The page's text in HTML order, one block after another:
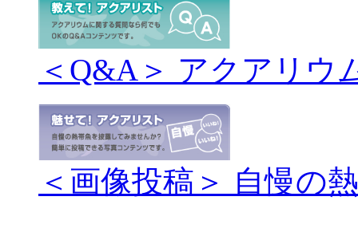
＜Q&A＞ アクアリウ
＜画像投稿＞ 自慢の